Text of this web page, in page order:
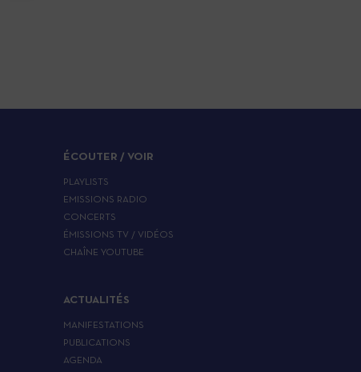
ÉCOUTER / VOIR
PLAYLISTS
EMISSIONS RADIO
CONCERTS
ÉMISSIONS TV / VIDÉOS
CHAÎNE YOUTUBE
ACTUALITÉS
MANIFESTATIONS
PUBLICATIONS
AGENDA